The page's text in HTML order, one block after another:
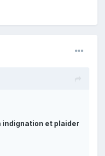
indignation et plaider